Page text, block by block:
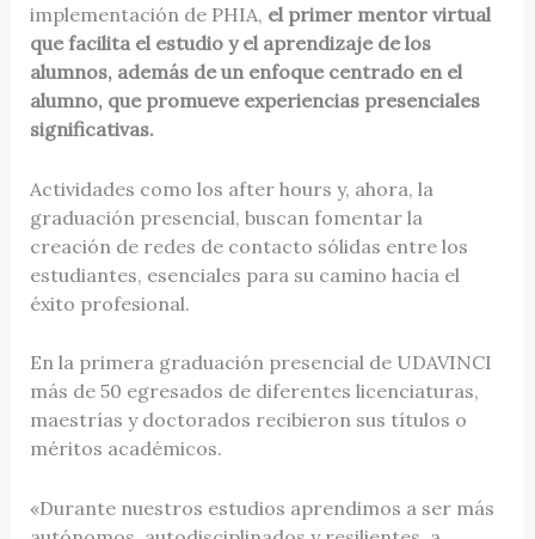
implementación de PHIA, el primer mentor virtual
que facilita el estudio y el aprendizaje de los
alumnos, además de un enfoque centrado en el
alumno, que promueve experiencias presenciales
significativas.
Actividades como los after hours y, ahora, la
graduación presencial, buscan fomentar la
creación de redes de contacto sólidas entre los
estudiantes, esenciales para su camino hacia el
éxito profesional.
En la primera graduación presencial de UDAVINCI
más de 50 egresados de diferentes licenciaturas,
maestrías y doctorados recibieron sus títulos o
méritos académicos.
«Durante nuestros estudios aprendimos a ser más